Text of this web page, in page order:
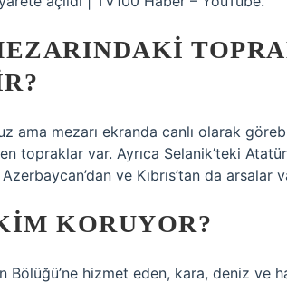
ama mezarı ekranda canlı olarak
topraklar var. Ayrıca Selanik’teki
ve Kıbrıs’tan da arsalar
KORUYOR?
Bölüğü’ne hizmet eden, kara, deniz ve